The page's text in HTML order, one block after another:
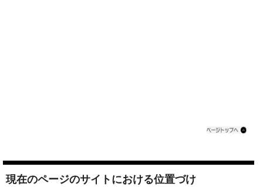
現在のページのサイトにおける位置づけ